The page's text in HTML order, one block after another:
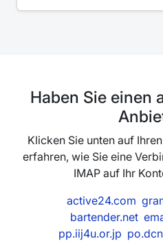
Haben Sie einen
Klicken Sie unten auf
erfahren, wie Sie eine
IMAP auf Ihr
active24.com
bartender.net
pp.iij4u.or.jp